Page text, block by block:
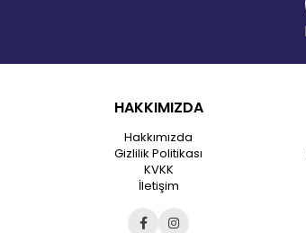
HAKKIMIZDA
Hakkımızda
Gizlilik Politikası
KVKK
İletişim